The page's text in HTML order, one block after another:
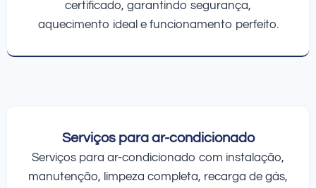
certificado, garantindo segurança,
aquecimento ideal e funcionamento perfeito.
Serviços para ar-condicionado
Serviços para ar-condicionado com instalação,
manutenção, limpeza completa, recarga de gás,